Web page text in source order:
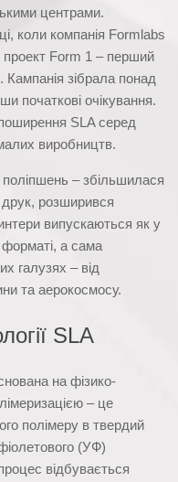
центрами.
коли компанія Formlabs
Form 1 – перший
Кампанія зібрала понад
початкові очікування.
SLA серед
виробництв.
поліпшень – збільшилася
друк, розширився
випускаються як у
а сама
галузях – від
та аерокосмосу.
SLA
на фізико-
– це
полімеру в твердий
(УФ)
відбувається